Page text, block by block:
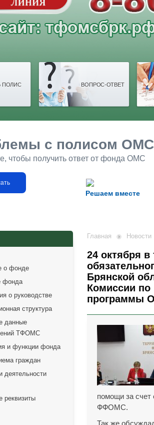
ПОЛИС ВОПРОС-ОТВЕТ
Решаем вместе
с полисом
чтобы получить ответ от фонда ОМС
о фонде
фонда
о руководстве
структура
данные
ТФОМС
и функции фонда
граждан
деятельности
реквизиты
Главная Новости
24 октября
Брянской
Комиссии по
программы
помощи за счет
ФФОМС.
Так же